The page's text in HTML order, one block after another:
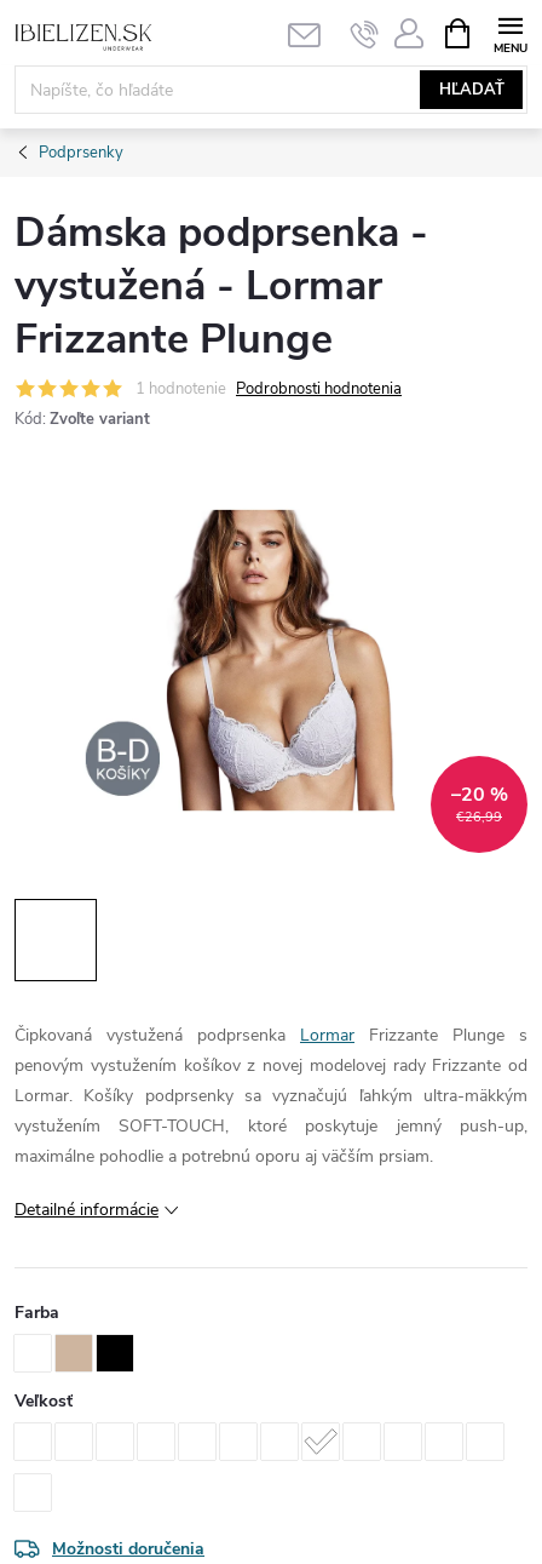
na
obsah
HĽADAŤ
KOŠÍK
Podprsenky
Dámska podprsenka -
vystužená - Lormar
Frizzante Plunge
1 hodnotenie Podrobnosti hodnotenia
Kód: Zvoľte variant
€26,99
–20 %
Čipkovaná vystužená podprsenka Lormar Frizzante Plunge s
penovým vystužením košíkov z novej modelovej rady Frizzante od
Lormar. Košíky podprsenky sa vyznačujú ľahkým ultra-mäkkým
vystužením SOFT-TOUCH, ktoré poskytuje jemný push-up,
maximálne pohodlie a potrebnú oporu aj väčším prsiam.
Detailné informácie
Farba
Veľkosť
Možnosti doručenia